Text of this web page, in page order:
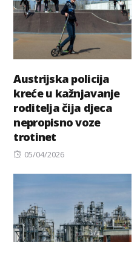
Austrijska policija
kreće u kažnjavanje
roditelja čija djeca
nepropisno voze
trotinet
Posted
05/04/2026